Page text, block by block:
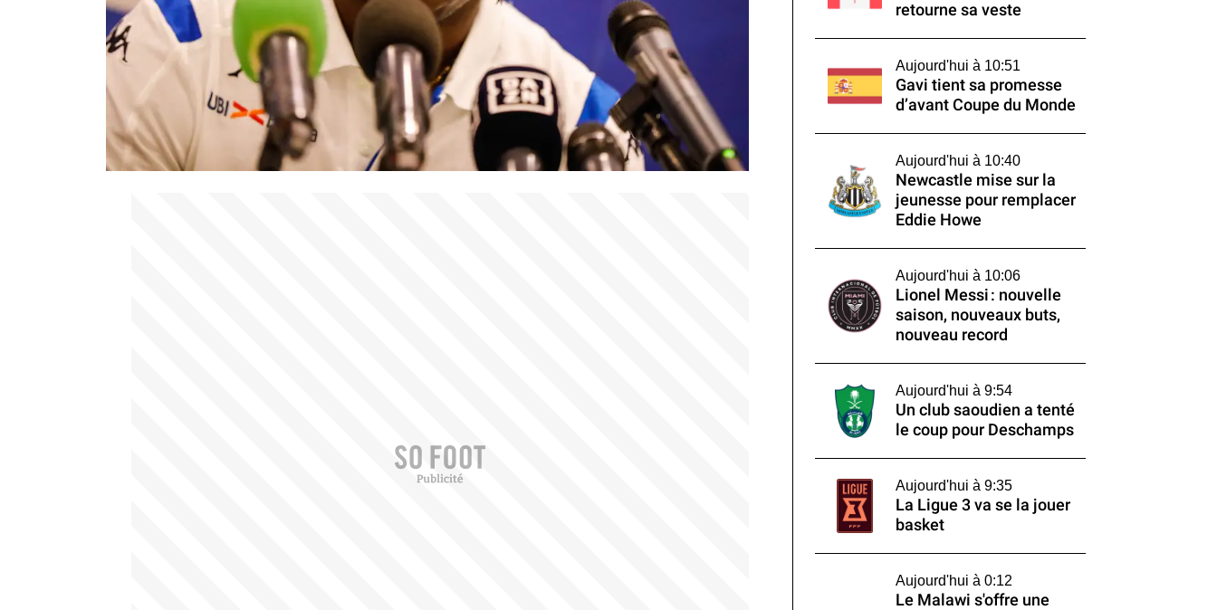
retourne sa veste
Aujourd'hui à 10:51
Gavi tient sa promesse
d’avant Coupe du Monde
Aujourd'hui à 10:40
Newcastle mise sur la
jeunesse pour remplacer
Eddie Howe
Aujourd'hui à 10:06
Lionel Messi : nouvelle
saison, nouveaux buts,
nouveau record
Aujourd'hui à 9:54
Un club saoudien a tenté
le coup pour Deschamps
Aujourd'hui à 9:35
La Ligue 3 va se la jouer
basket
Aujourd'hui à 0:12
Le Malawi s'offre une